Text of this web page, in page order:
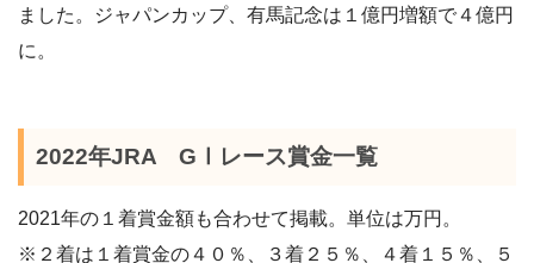
ました。ジャパンカップ、有馬記念は１億円増額で４億円
に。
2022年JRA GⅠレース賞金一覧
2021年の１着賞金額も合わせて掲載。単位は万円。
※２着は１着賞金の４０％、３着２５％、４着１５％、５